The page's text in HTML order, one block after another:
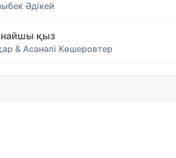
Әдікей
қыз
& Асанәлі Көшеровтер